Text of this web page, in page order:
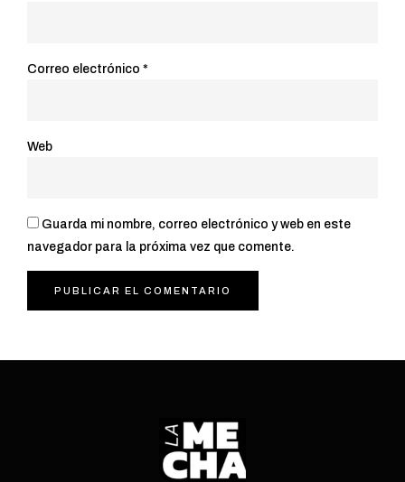
Correo electrónico *
Web
Guarda mi nombre, correo electrónico y web en este
navegador para la próxima vez que comente.